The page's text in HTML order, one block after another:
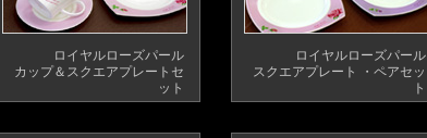
ロイヤルローズパール
カップ＆スクエアプレートセ
ット
ロイヤルローズパール
スクエアプレート ・ペアセッ
ト